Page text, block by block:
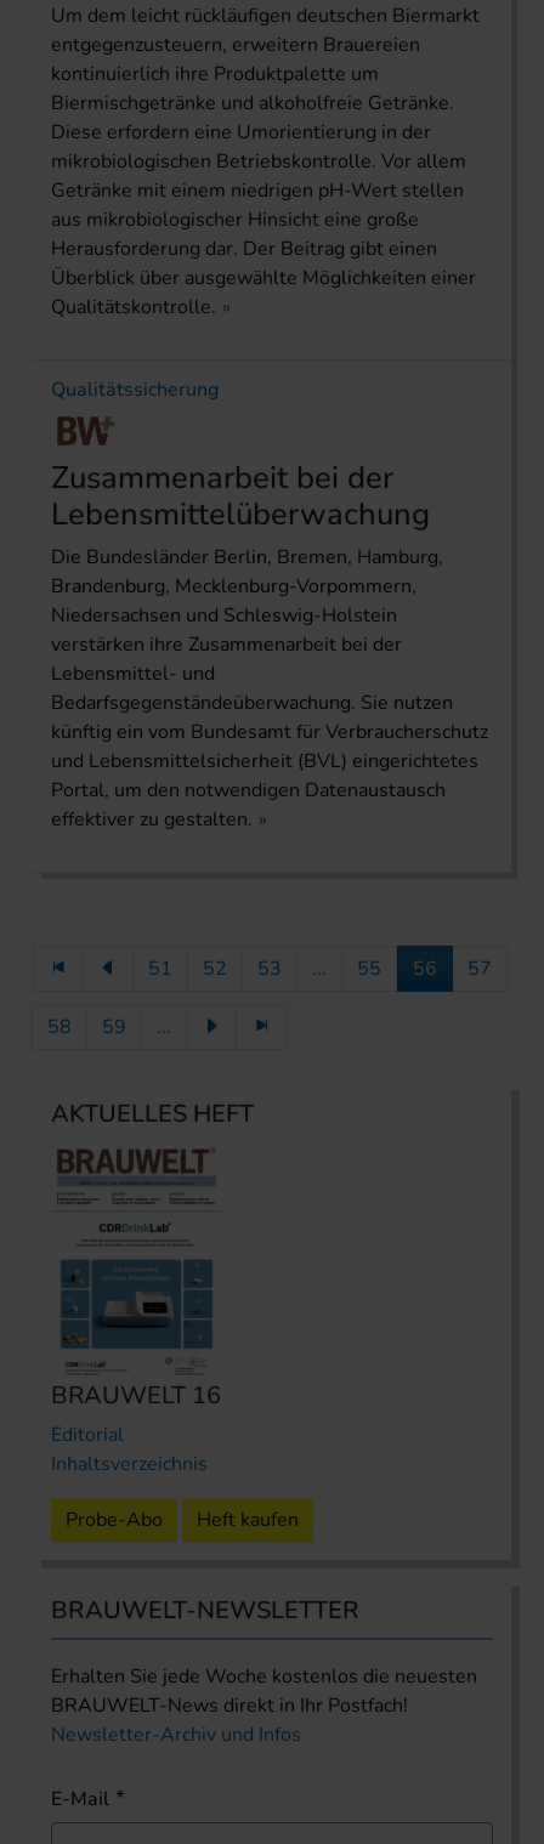
Um dem leicht rückläufigen deutschen Biermarkt
entgegenzusteuern, erweitern Brauereien
kontinuierlich ihre Produktpalette um
Biermischgetränke und alkoholfreie Getränke.
Diese erfordern eine Umorientierung in der
mikrobiologischen Betriebskontrolle. Vor allem
Getränke mit einem niedrigen pH-Wert stellen
aus mikrobiologischer Hinsicht eine große
Herausforderung dar. Der Beitrag gibt einen
Überblick über ausgewählte Möglichkeiten einer
Qualitätskontrolle.
Qualitätssicherung
Zusammenarbeit bei der
Lebensmittelüberwachung
Die Bundesländer Berlin, Bremen, Hamburg,
Brandenburg, Mecklenburg-Vorpommern,
Niedersachsen und Schleswig-Holstein
verstärken ihre Zusammenarbeit bei der
Lebensmittel- und
Bedarfsgegenständeüberwachung. Sie nutzen
künftig ein vom Bundesamt für Verbraucherschutz
und Lebensmittelsicherheit (BVL) eingerichtetes
Portal, um den notwendigen Datenaustausch
effektiver zu gestalten.
51 52 53 ... 55 56 57
58 59 ...
AKTUELLES HEFT
BRAUWELT 16
Editorial
Inhaltsverzeichnis
Probe-Abo Heft kaufen
BRAUWELT-NEWSLETTER
Erhalten Sie jede Woche kostenlos die neuesten
BRAUWELT-News direkt in Ihr Postfach!
Newsletter-Archiv und Infos
E-Mail